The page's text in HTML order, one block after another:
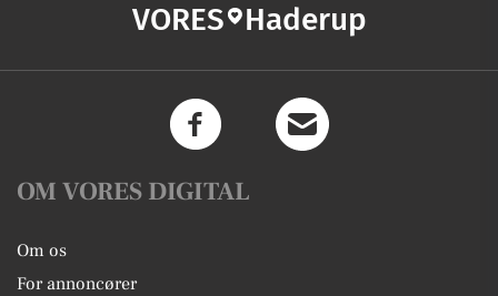
VORES Haderup
OM VORES DIGITAL
Om os
For annoncører